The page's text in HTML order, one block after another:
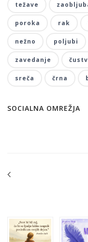
težave
poroka rak
nežno poljubi
zavedanje
sreča črna
SOCIALNA OMREŽJA